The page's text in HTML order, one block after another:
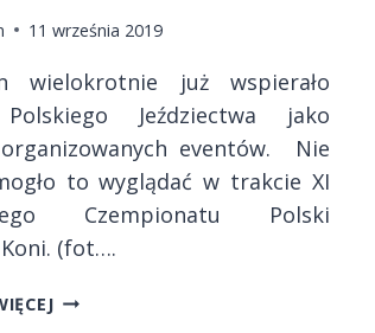
11 września 2019
wielokrotnie już wspierało
Jeździectwa jako
eventów. Nie
to wyglądać w trakcie XI
Czempionatu Polski
Koni. (fot….
PRO-